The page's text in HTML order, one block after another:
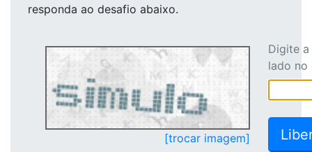
responda ao desafio abaixo.
[trocar imagem]
Digite
lado no